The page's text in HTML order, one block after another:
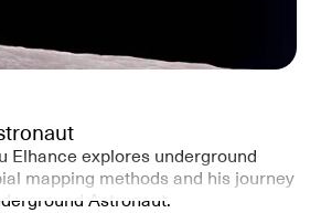
Elhance explores underground
mapping methods and his journey
Astronaut.